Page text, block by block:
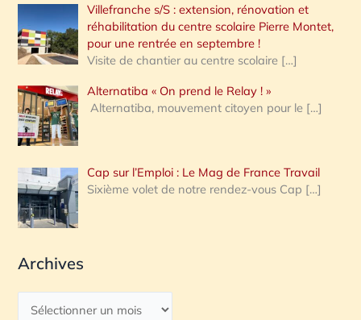
Villefranche s/S : extension, rénovation et
réhabilitation du centre scolaire Pierre Montet,
pour une rentrée en septembre !
Visite de chantier au centre scolaire […]
Alternatiba « On prend le Relay ! »
Alternatiba, mouvement citoyen pour le […]
Cap sur l’Emploi : Le Mag de France Travail
Sixième volet de notre rendez-vous Cap […]
Archives